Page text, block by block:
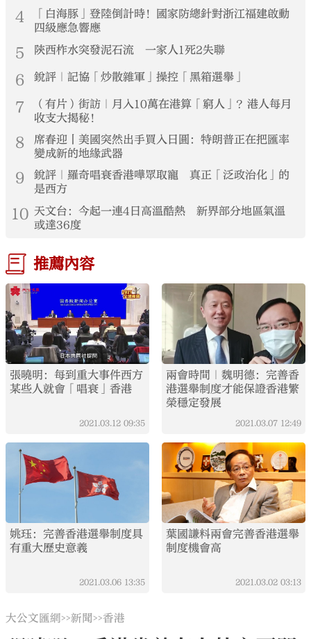
4
「白海豚」登陸倒計時！國家防總針對浙江福建啟動
四級應急響應
5 陝西柞水突發泥石流 一家人1死2失聯
6 銳評｜記協「炒散雜軍」操控「黑箱選舉」
7
（有片）街訪｜月入10萬在港算「窮人」？港人每月
收支大揭秘！
8
席春迎丨美國突然出手買入日圓：特朗普正在把匯率
變成新的地緣武器
9
銳評｜羅奇唱衰香港嘩眾取寵 真正「泛政治化」的
是西方
10 天文台：今起一連4日高溫酷熱 新界部分地區氣溫
或達36度
推薦內容
張曉明：每到重大事件西方
某些人就會「唱衰」香港
2021.03.12 09:35
兩會時間｜魏明德：完善香
港選舉制度才能保證香港繁
榮穩定發展
2021.03.07 12:49
姚珏：完善香港選舉制度具
有重大歷史意義
2021.03.06 13:35
葉國謙料兩會完善香港選舉
制度機會高
2021.03.02 03:13
大公文匯網>>新聞>>香港